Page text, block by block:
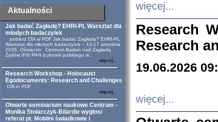
Aktualności
Jak badać Zagładę? EHRI-PL Warsztat dla
młodych badaczy/ek
pobierz CfA w PDF Jak badać Zagładę? EHRI-PL
Warsztat dla młodych badaczy/ek – 13-17 września
2026, Oświęcim Centrum Badań nad Zagładą
Żydów IFiS PAN (członek polskiego w...
więcej...
Research Workshop - Holocaust
Egodocuments: Research and Challenges
CfA in PDF ...
więcej...
Otwarte seminarium naukowe Centrum -
Monika Stolarczyk-Bilardie wygłosi
referat pt. Mobilni świadkowie i
więcej...
Research
Research
19.06.2026
więcej...